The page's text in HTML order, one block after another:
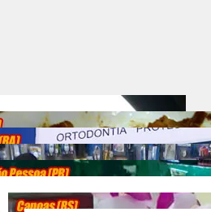
eRRo